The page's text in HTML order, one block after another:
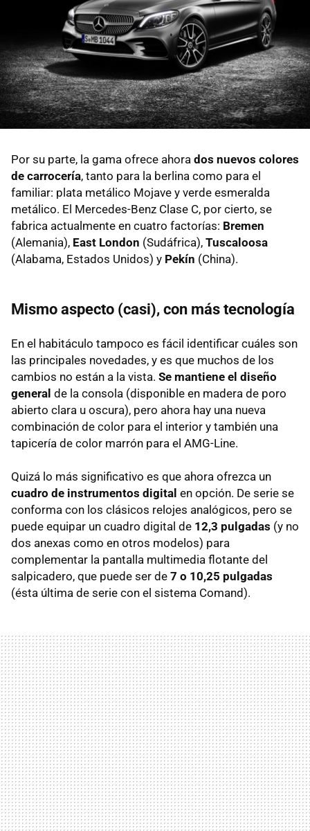
Por su parte, la gama ofrece ahora dos nuevos colores
de carrocería, tanto para la berlina como para el
familiar: plata metálico Mojave y verde esmeralda
metálico. El Mercedes-Benz Clase C, por cierto, se
fabrica actualmente en cuatro factorías: Bremen
(Alemania), East London (Sudáfrica), Tuscaloosa
(Alabama, Estados Unidos) y Pekín (China).
Mismo aspecto (casi), con más tecnología
En el habitáculo tampoco es fácil identificar cuáles son
las principales novedades, y es que muchos de los
cambios no están a la vista. Se mantiene el diseño
general de la consola (disponible en madera de poro
abierto clara u oscura), pero ahora hay una nueva
combinación de color para el interior y también una
tapicería de color marrón para el AMG-Line.
Quizá lo más significativo es que ahora ofrezca un
cuadro de instrumentos digital en opción. De serie se
conforma con los clásicos relojes analógicos, pero se
puede equipar un cuadro digital de 12,3 pulgadas (y no
dos anexas como en otros modelos) para
complementar la pantalla multimedia flotante del
salpicadero, que puede ser de 7 o 10,25 pulgadas
(ésta última de serie con el sistema Comand).